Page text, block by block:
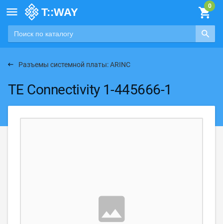

Разъемы системной платы: ARINC
TE Connectivity 1-445666-1